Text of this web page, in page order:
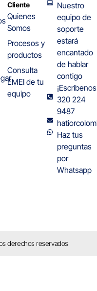
Cliente
Quienes
Somos
Procesos y
productos
Consulta
EMEI de tu
equipo
Nuestro
equipo de
soporte
estará
encantado
de hablar
contigo
320 224
9487
Haz tus
preguntas
por
Whatsapp
derechos reservados